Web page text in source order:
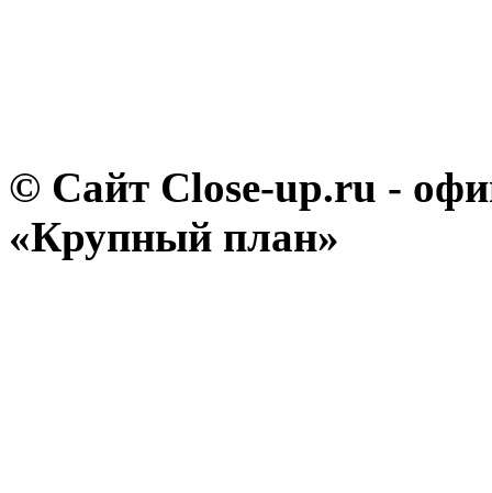
© Сайт Close-up.ru -
«Крупный план»